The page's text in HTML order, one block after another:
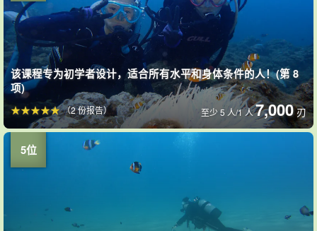
该课程专为初学者设计，适合所有水平和身体条件的人！(第 8
项)
至少 5 人/1 人7,000 刃
（2 份报告）